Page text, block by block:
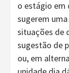
o estágio em
sugerem
situações de
sugestão de
ou, em